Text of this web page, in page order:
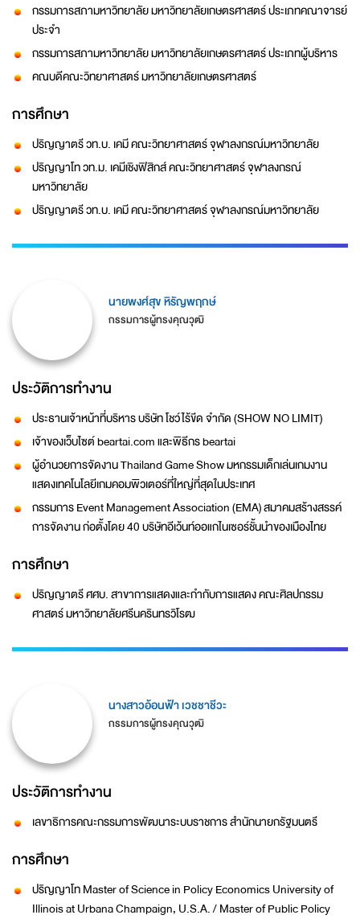
กรรมการสภามหาวิทยาลัย มหาวิทยาลัยเกษตรศาสตร์ ประเภทคณาจารย์
ประจำ
กรรมการสภามหาวิทยาลัย มหาวิทยาลัยเกษตรศาสตร์ ประเภทผู้บริหาร
คณบดีคณะวิทยาศาสตร์ มหาวิทยาลัยเกษตรศาสตร์
การศึกษา
ปริญญาตรี วท.บ. เคมี คณะวิทยาศาสตร์ จุฬาลงกรณ์มหาวิทยาลัย
ปริญญาโท วท.ม. เคมีเชิงฟิสิกส์ คณะวิทยาศาสตร์ จุฬาลงกรณ์
มหาวิทยาลัย
ปริญญาตรี วท.บ. เคมี คณะวิทยาศาสตร์ จุฬาลงกรณ์มหาวิทยาลัย
นายพงศ์สุข หิรัญพฤกษ์
กรรมการผู้ทรงคุณวุฒิ
ประวัติการทำงาน
ประธานเจ้าหน้าที่บริหาร บริษัท โชว์ไร้ขีด จำกัด (SHOW NO LIMIT)
เจ้าของเว็บไซต์ beartai.com และพิธีกร beartai
ผู้อำนวยการจัดงาน Thailand Game Show มหกรรมเด็กเล่นเกมงาน
แสดงเทคโนโลยีเกมคอมพิวเตอร์ที่ใหญ่ที่สุดในประเทศ
กรรมการ Event Management Association (EMA) สมาคมสร้างสรรค์
การจัดงาน ก่อตั้งโดย 40 บริษัทอีเว้นท์ออแกไนเซอร์ชั้นนำของเมืองไทย
การศึกษา
ปริญญาตรี ศศบ. สาขาการแสดงและกำกับการแสดง คณะศิลปกรรม
ศาสตร์ มหาวิทยาลัยศรีนครินทรวิโรฒ
นางสาวอ้อนฟ้า เวชชาชีวะ
กรรมการผู้ทรงคุณวุฒิ
ประวัติการทำงาน
เลขาธิการคณะกรรมการพัฒนาระบบราชการ สำนักนายกรัฐมนตรี
การศึกษา
ปริญญาโท Master of Science in Policy Economics University of
Illinois at Urbana Champaign, U.S.A. / Master of Public Policy